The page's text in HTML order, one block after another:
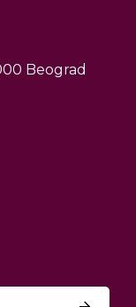
Beograd